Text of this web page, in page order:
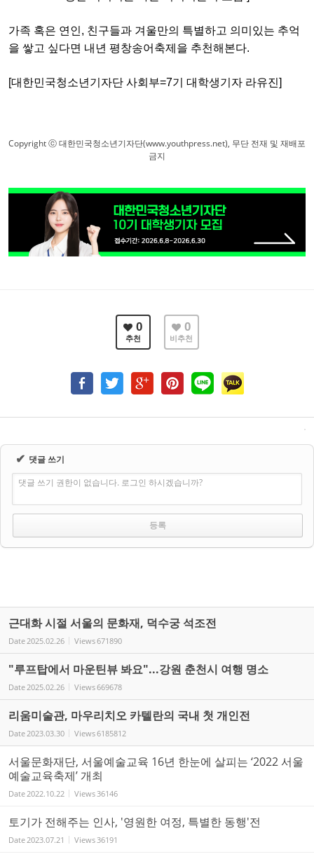
가족 혹은 연인, 친구들과 겨울만의 특별하고 의미있는 추억
을 쌓고 싶다면 내년 평창송어축제을 추천해본다.
[대한민국청소년기자단 사회부=7기 대학생기자 라유진]
Copyright ⓒ 대한민국청소년기자단(www.youthpress.net), 무단 전재 및 재배포
금지
0
추천
0
비추천
✔ 댓글 쓰기
댓글 쓰기 권한이 없습니다. 로그인 하시겠습니까?
근대화 시절 서울의 문화재, 덕수궁 석조전
Date 2025.02.26 Views671890
"루프탑에서 마운틴뷰 봐요"...강원 춘천시 여행 명소
Date 2025.02.26 Views669678
리움미술관, 마우리치오 카텔란의 국내 첫 개인전
Date 2023.03.30 Views6185812
서울문화재단, 서울예술교육 16년 한눈에 살피는 ‘2022 서울
예술교육축제’ 개최
Date 2022.10.22 Views 36146
토기가 전해주는 인사, '영원한 여정, 특별한 동행'전
Date 2023.07.21 Views 36191